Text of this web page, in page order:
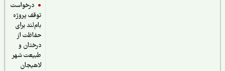
درخواست
توقف پروژه
بام‌لند برای
حفاظت از
درختان و
طبیعت شهر
لاهیجان